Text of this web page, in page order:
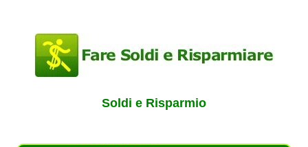
Soldi e Risparmio